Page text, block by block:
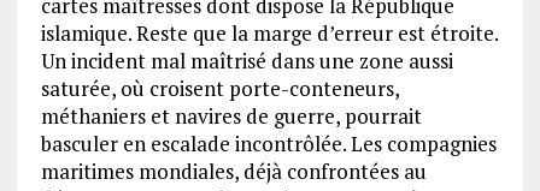
islamique. Reste que la marge d’erreur est étroite.
Un incident mal maîtrisé dans une zone aussi
saturée, où croisent porte-conteneurs,
méthaniers et navires de guerre, pourrait
basculer en escalade incontrôlée. Les compagnies
maritimes mondiales, déjà confrontées au